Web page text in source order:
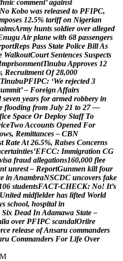
hnic comment’ against
No Kobo was released to PFIPC,
poses 12.5% tariff on Nigerian
aimsArmy hunts soldier over alleged
nuguAir plane with 68 passengers
portReps Pass State Police BillAs
WalkoutCourt Sentences Suspects
mprisonmentTinubuApproves 12
, Recruitment Of 28,000
TinubuPFIPC: ‘We rejected 3
ummit’ – Foreign Affairs
seven years for armed robbery in
flooding from July 21 to 27 —
fice Space Or Deploy Staff To
iceTwoAccounts Opened For
ows, Remittances – CBN
t RateAt 26.5%, Raises Concerns
certainties’EFCC: Immigration CG
visa fraud allegations160,000 flee
nt unrest – ReportGunmen kill four
e in AnambraNSCDC uncovers fake
106 studentsFACT-CHECK: No! It’s
United midfielder has lifted World
s school, hospital in
Six Dead In Adamawa State –
ila over PFIPC scandalOriire
rce release ofAnsaru commanders
ru Commanders For Life Over